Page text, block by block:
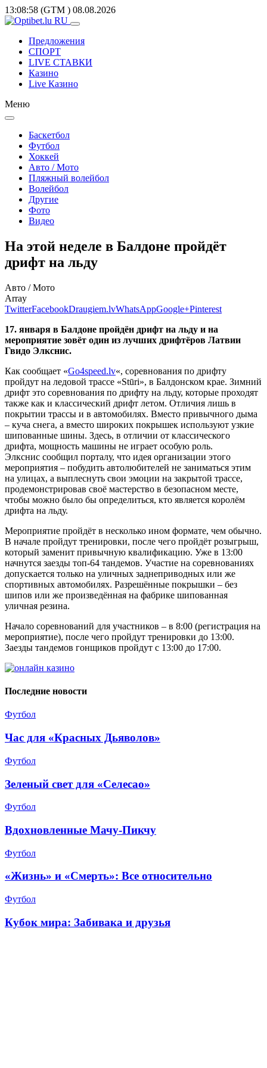
13:08:58 (GTM ) 08.08.2026
Предложения
СПОРТ
LIVE СТАВКИ
Казино
Live Казино
Меню
Баскетбол
Футбол
Хоккей
Авто / Мото
Пляжный волейбол
Волейбол
Другие
Фото
Видео
На этой неделе в Балдоне пройдёт
дрифт на льду
Авто / Мото
Array
TwitterFacebookDraugiem.lvWhatsAppGoogle+Pinterest
17. января в Балдоне пройдён дрифт на льду и на
мероприятие зовёт один из лучших дрифтёров Латвии
Гвидо Элкснис.
Как сообщает «Go4speed.lv«, соревнования по дрифту
пройдут на ледовой трассе «Stūri», в Балдонском крае. Зимний
дрифт это соревнования по дрифту на льду, которые проходят
также как и классический дрифт летом. Отличия лишь в
покрытии трассы и в автомобилях. Вместо привычного дыма
– куча снега, а вместо широких покрышек используют узкие
шипованные шины. Здесь, в отличии от классического
дрифта, мощность машины не играет особую роль.
Элкснис сообщил порталу, что идея организации этого
мероприятия – побудить автолюбителей не заниматься этим
на улицах, а выплеснуть свои эмоции на закрытой трассе,
продемонстрировав своё мастерство в безопасном месте,
чтобы можно было бы определиться, кто является королём
дрифта на льду.
Мероприятие пройдёт в несколько ином формате, чем обычно.
В начале пройдут тренировки, после чего пройдёт розыгрыш,
который заменит привычную квалификацию. Уже в 13:00
начнутся заезды топ-64 тандемов. Участие на соревнованиях
допускается только на уличных заднеприводных или же
спортивных автомобилях. Разрешённые покрышки – без
шипов или же произведённая на фабрике шипованная
уличная резина.
Начало соревнований для участников – в 8:00 (регистрация на
мероприятие), после чего пройдут тренировки до 13:00.
Заезды тандемов гонщиков пройдут с 13:00 до 17:00.
Последние новости
Футбол
Час для «Красных Дьяволов»
Футбол
Зеленый свет для «Селесао»
Футбол
Вдохновленные Мачу-Пикчу
Футбол
«Жизнь» и «Смерть»: Все относительно
Футбол
Кубок мира: Забивака и друзья